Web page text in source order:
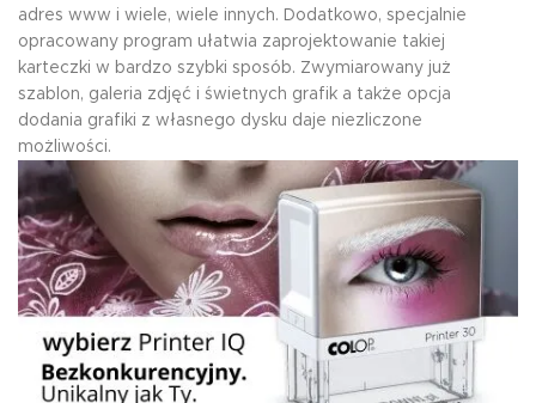
adres www i wiele, wiele innych. Dodatkowo, specjalnie
opracowany program ułatwia zaprojektowanie takiej
karteczki w bardzo szybki sposób. Zwymiarowany już
szablon, galeria zdjęć i świetnych grafik a także opcja
dodania grafiki z własnego dysku daje niezliczone
możliwości.